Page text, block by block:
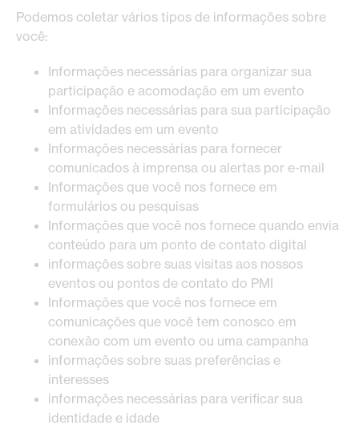
Podemos coletar vários tipos de informações sobre
você:
Informações necessárias para organizar sua
participação e acomodação em um evento
Informações necessárias para sua participação
em atividades em um evento
Informações necessárias para fornecer
comunicados à imprensa ou alertas por e-mail
Informações que você nos fornece em
formulários ou pesquisas
Informações que você nos fornece quando envia
conteúdo para um ponto de contato digital
informações sobre suas visitas aos nossos
eventos ou pontos de contato do PMI
Informações que você nos fornece em
comunicações que você tem conosco em
conexão com um evento ou uma campanha
informações sobre suas preferências e
interesses
informações necessárias para verificar sua
identidade e idade